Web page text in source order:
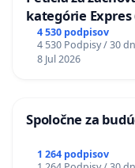
kategórie Expres
stanici Púchov
4 530 podpisov
4 530 Podpisy / 30
8 Jul 2026
Spoločne za
1 264 podpisov